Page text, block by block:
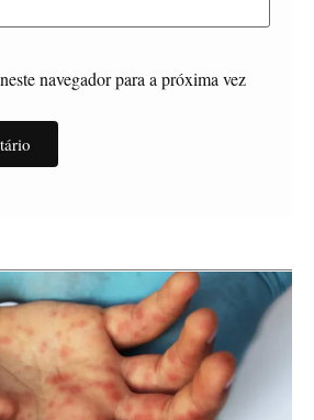
navegador para a próxima vez